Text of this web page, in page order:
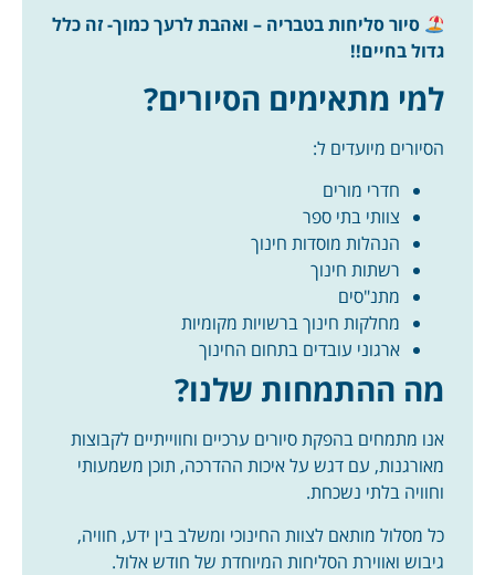
סיור סליחות בטבריה – ואהבת לרעך כמוך- זה כלל
גדול בחיים!!
למי מתאימים הסיורים?
הסיורים מיועדים ל:
חדרי מורים
צוותי בתי ספר
הנהלות מוסדות חינוך
רשתות חינוך
מתנ"סים
מחלקות חינוך ברשויות מקומיות
ארגוני עובדים בתחום החינוך
מה ההתמחות שלנו?
אנו מתמחים בהפקת סיורים ערכיים וחווייתיים לקבוצות
מאורגנות, עם דגש על איכות ההדרכה, תוכן משמעותי
וחוויה בלתי נשכחת.
כל מסלול מותאם לצוות החינוכי ומשלב בין ידע, חוויה,
גיבוש ואווירת הסליחות המיוחדת של חודש אלול.